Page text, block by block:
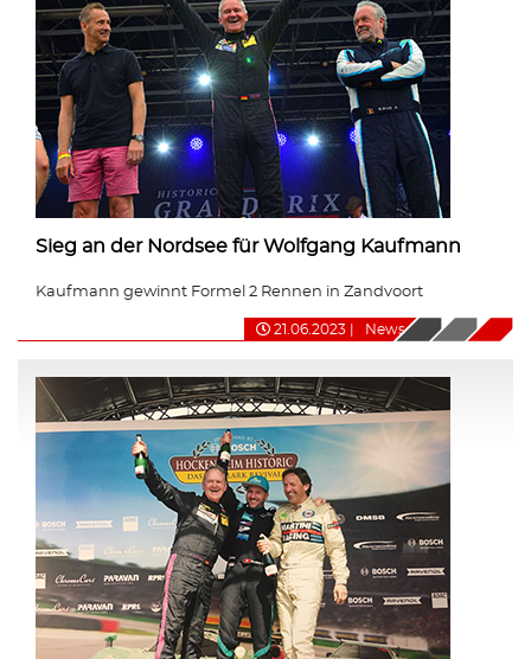
Sieg an der Nordsee für Wolfgang Kaufmann
Kaufmann gewinnt Formel 2 Rennen in Zandvoort
21.06.2023 News